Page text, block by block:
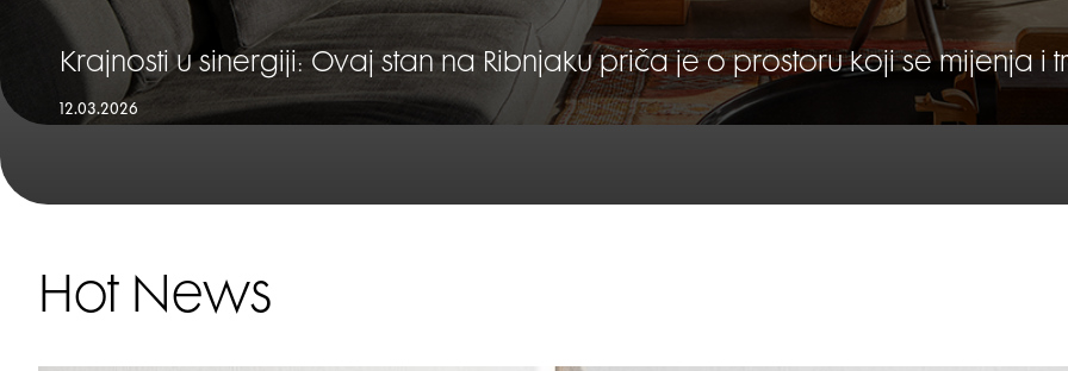
Krajnosti u sinergiji: Ovaj stan na Ribnjaku priča je o prostoru koji se mijenja i
12.03.2026
Hot News